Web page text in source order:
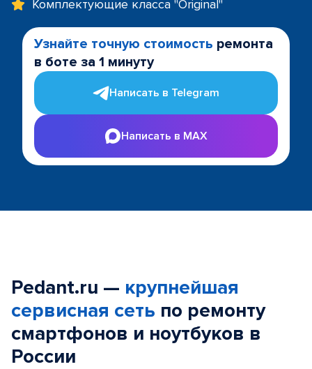
Комплектующие класса "Original"
Узнайте точную стоимость ремонта
в боте за 1 минуту
Написать в Telegram
Написать в MAX
Pedant.ru — крупнейшая
сервисная сеть по ремонту
смартфонов и ноутбуков в
России